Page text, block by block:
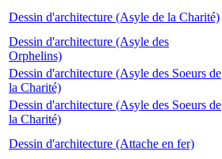
Dessin d'architecture (Asyle de la Charité)
Dessin d'architecture (Asyle des
Orphelins)
Dessin d'architecture (Asyle des Soeurs de
la Charité)
Dessin d'architecture (Asyle des Soeurs de
la Charité)
Dessin d'architecture (Attache en fer)